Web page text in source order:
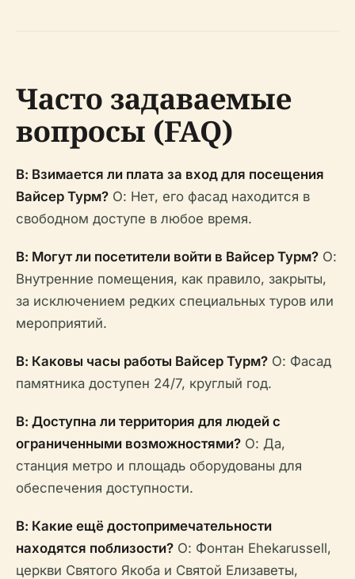
Часто задаваемые
вопросы (FAQ)
В: Взимается ли плата за вход для посещения
Вайсер Турм? О: Нет, его фасад находится в
свободном доступе в любое время.
В: Могут ли посетители войти в Вайсер Турм? О:
Внутренние помещения, как правило, закрыты,
за исключением редких специальных туров или
мероприятий.
В: Каковы часы работы Вайсер Турм? О: Фасад
памятника доступен 24/7, круглый год.
В: Доступна ли территория для людей с
ограниченными возможностями? О: Да,
станция метро и площадь оборудованы для
обеспечения доступности.
В: Какие ещё достопримечательности
находятся поблизости? О: Фонтан Ehekarussell,
церкви Святого Якоба и Святой Елизаветы,